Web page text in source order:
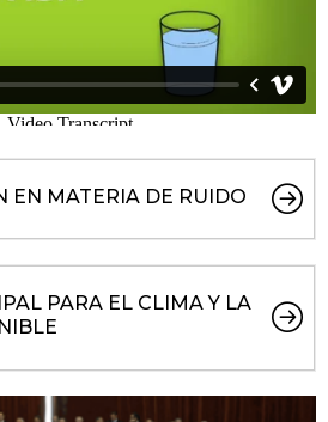
EN MATERIA DE RUIDO
PARA EL CLIMA Y LA